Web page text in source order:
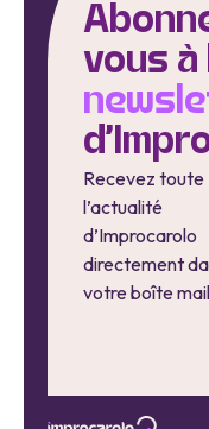
vous à
Recevez toute
l’actualité
d’Improcarolo
directement
votre boîte